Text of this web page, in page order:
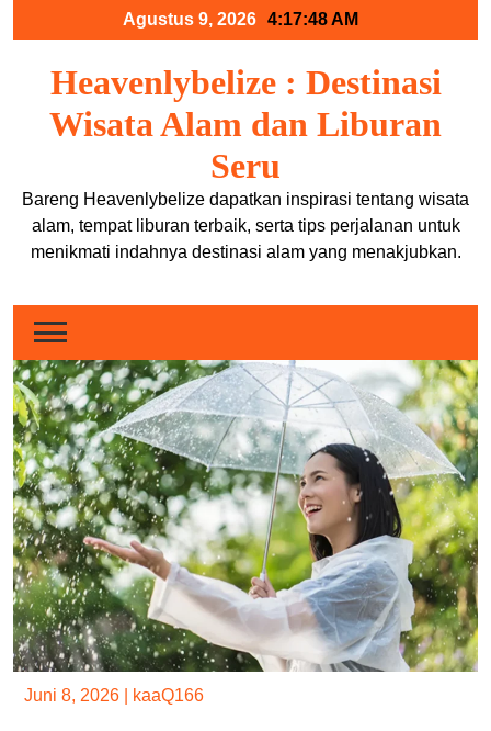
Agustus 9, 2026 4:17:48 AM
Heavenlybelize : Destinasi
Wisata Alam dan Liburan
Seru
Bareng Heavenlybelize dapatkan inspirasi tentang wisata
alam, tempat liburan terbaik, serta tips perjalanan untuk
menikmati indahnya destinasi alam yang menakjubkan.
Juni 8, 2026 kaaQ166